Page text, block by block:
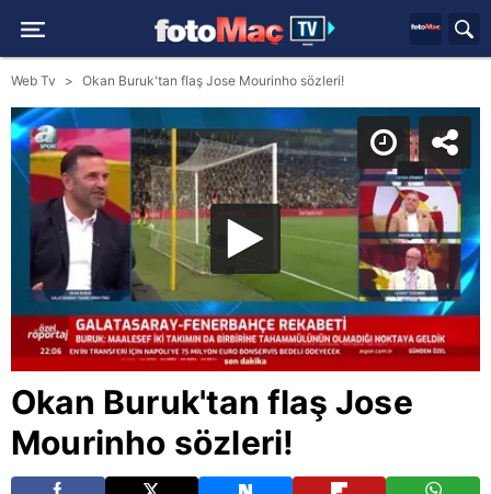
Web Tv Okan Buruk'tan flaş Jose Mourinho sözleri!
Okan Buruk'tan flaş Jose
Mourinho sözleri!